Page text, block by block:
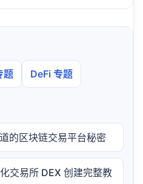
题 DeFi 专题
的区块链交易平台秘密
交易所 DEX 创建完整教